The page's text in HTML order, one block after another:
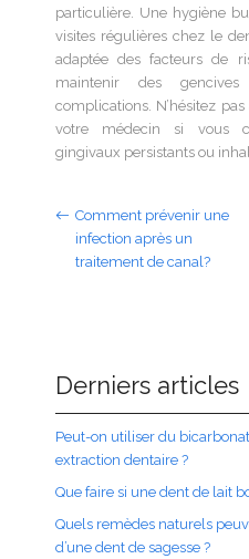
particulière. Une hygiène
visites régulières chez le
adaptée des facteurs de
maintenir des
complications. N’hésitez
votre médecin si vous
gingivaux persistants ou
Comment prévenir une
infection après un
traitement de canal?
Derniers articles
Peut-on utiliser du
extraction dentaire ?
Que faire si une dent de lait
Quels remèdes naturels
d’une dent de sagesse ?